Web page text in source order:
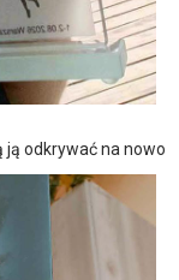
ją odkrywać na nowo